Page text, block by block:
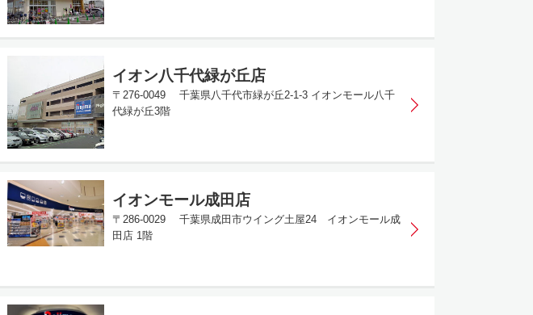
イオン八千代緑が丘店
〒276-0049 千葉県八千代市緑が丘2-1-3 イオンモール八千
代緑が丘3階
イオンモール成田店
〒286-0029 千葉県成田市ウイング土屋24 イオンモール成
田店 1階